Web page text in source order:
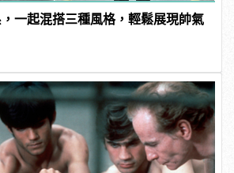
一起混搭三種風格，輕鬆展現帥氣